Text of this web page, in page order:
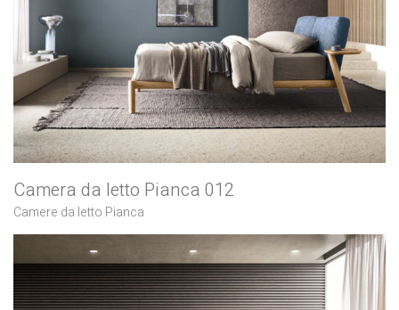
Camera da letto Pianca 012
Camere da letto Pianca